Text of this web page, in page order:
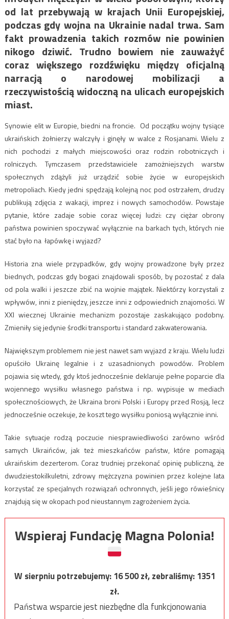
od lat przebywają w krajach Unii Europejskiej,
podczas gdy wojna na Ukrainie nadal trwa. Sam
fakt prowadzenia takich rozmów nie powinien
nikogo dziwić. Trudno bowiem nie zauważyć
coraz większego rozdźwięku między oficjalną
narracją o narodowej mobilizacji a
rzeczywistością widoczną na ulicach europejskich
miast.
Synowie elit w Europie, biedni na froncie. Od początku wojny tysiące
ukraińskich żołnierzy walczyły i ginęły w walce z Rosjanami. Wielu z
nich pochodzi z małych miejscowości oraz rodzin robotniczych i
rolniczych. Tymczasem przedstawiciele zamożniejszych warstw
społecznych zdążyli już urządzić sobie życie w europejskich
metropoliach. Kiedy jedni spędzają kolejną noc pod ostrzałem, drudzy
publikują zdjęcia z wakacji, imprez i nowych samochodów. Powstaje
pytanie, które zadaje sobie coraz więcej ludzi: czy ciężar obrony
państwa powinien spoczywać wyłącznie na barkach tych, których nie
stać było na łapówkę i wyjazd?
Historia zna wiele przypadków, gdy wojny prowadzone były przez
biednych, podczas gdy bogaci znajdowali sposób, by pozostać z dala
od pola walki i jeszcze zbić na wojnie majątek. Niektórzy korzystali z
wpływów, inni z pieniędzy, jeszcze inni z odpowiednich znajomości. W
XXI wiecznej Ukrainie mechanizm pozostaje zaskakująco podobny.
Zmieniły się jedynie środki transportu i standard zakwaterowania.
Największym problemem nie jest nawet sam wyjazd z kraju. Wielu ludzi
opuściło Ukrainę legalnie i z uzasadnionych powodów. Problem
pojawia się wtedy, gdy ktoś jednocześnie deklaruje pełne poparcie dla
wojennego wysiłku własnego państwa i np. wypisuje w mediach
społecznościowych, że Ukraina broni Polski i Europy przed Rosją, lecz
jednocześnie oczekuje, że koszt tego wysiłku poniosą wyłącznie inni.
Takie sytuacje rodzą poczucie niesprawiedliwości zarówno wśród
samych Ukraińców, jak też mieszkańców państw, które pomagają
ukraińskim dezerterom. Coraz trudniej przekonać opinię publiczną, że
dwudziestokilkuletni, zdrowy mężczyzna powinien przez kolejne lata
korzystać ze specjalnych rozwiązań ochronnych, jeśli jego rówieśnicy
znajdują się w okopach pod nieustannym zagrożeniem życia.
Wspieraj Fundację Magna Polonia!
W sierpniu potrzebujemy:16 500zł, zebraliśmy:1351
zł.
Państwa wsparcie jest niezbędne dla funkcjonowania